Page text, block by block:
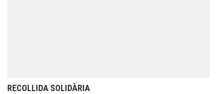
RECOLLIDA SOLIDÀRIA